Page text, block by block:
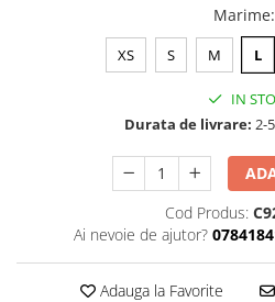
Halate medicale polar - unisex
Sorturi restaurante
Tricouri de lucru
Saboti medicali
ACCESORII
Noutati
Marime:
XS S M L
IN
Durata de livrare: 2-
Cod Produs:
Ai nevoie de ajutor?
Adauga la Favorite